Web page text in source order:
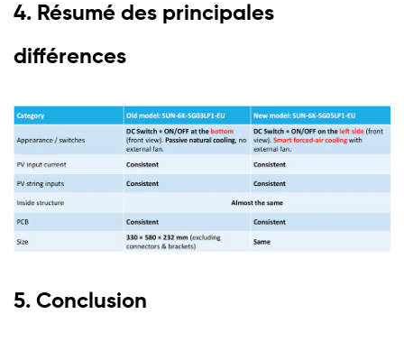
4. Résumé des principales
différences
5. Conclusion